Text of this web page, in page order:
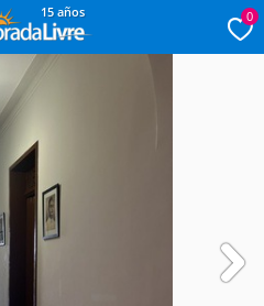
15 años 0